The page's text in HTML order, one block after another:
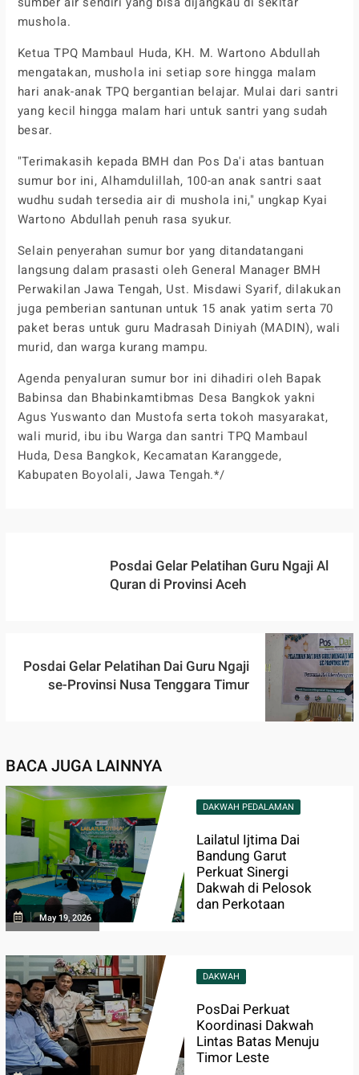
mushola.
Ketua TPQ Mambaul Huda, KH. M. Wartono Abdullah
mengatakan, mushola ini setiap sore hingga malam
hari anak-anak TPQ bergantian belajar. Mulai dari santri
yang kecil hingga malam hari untuk santri yang sudah
besar.
"Terimakasih kepada BMH dan Pos Da'i atas bantuan
sumur bor ini, Alhamdulillah, 100-an anak santri saat
wudhu sudah tersedia air di mushola ini," ungkap Kyai
Wartono Abdullah penuh rasa syukur.
Selain penyerahan sumur bor yang ditandatangani
langsung dalam prasasti oleh General Manager BMH
Perwakilan Jawa Tengah, Ust. Misdawi Syarif, dilakukan
juga pemberian santunan untuk 15 anak yatim serta 70
paket beras untuk guru Madrasah Diniyah (MADIN), wali
murid, dan warga kurang mampu.
Agenda penyaluran sumur bor ini dihadiri oleh Bapak
Babinsa dan Bhabinkamtibmas Desa Bangkok yakni
Agus Yuswanto dan Mustofa serta tokoh masyarakat,
wali murid, ibu ibu Warga dan santri TPQ Mambaul
Huda, Desa Bangkok, Kecamatan Karanggede,
Kabupaten Boyolali, Jawa Tengah.*/
Posdai Gelar Pelatihan Guru Ngaji Al
Quran di Provinsi Aceh
Posdai Gelar Pelatihan Dai Guru Ngaji
se-Provinsi Nusa Tenggara Timur
BACA JUGA LAINNYA
May 19, 2026
DAKWAH PEDALAMAN
Lailatul Ijtima Dai
Bandung Garut
Perkuat Sinergi
Dakwah di Pelosok
dan Perkotaan
DAKWAH
PosDai Perkuat
Koordinasi Dakwah
Lintas Batas Menuju
Timor Leste